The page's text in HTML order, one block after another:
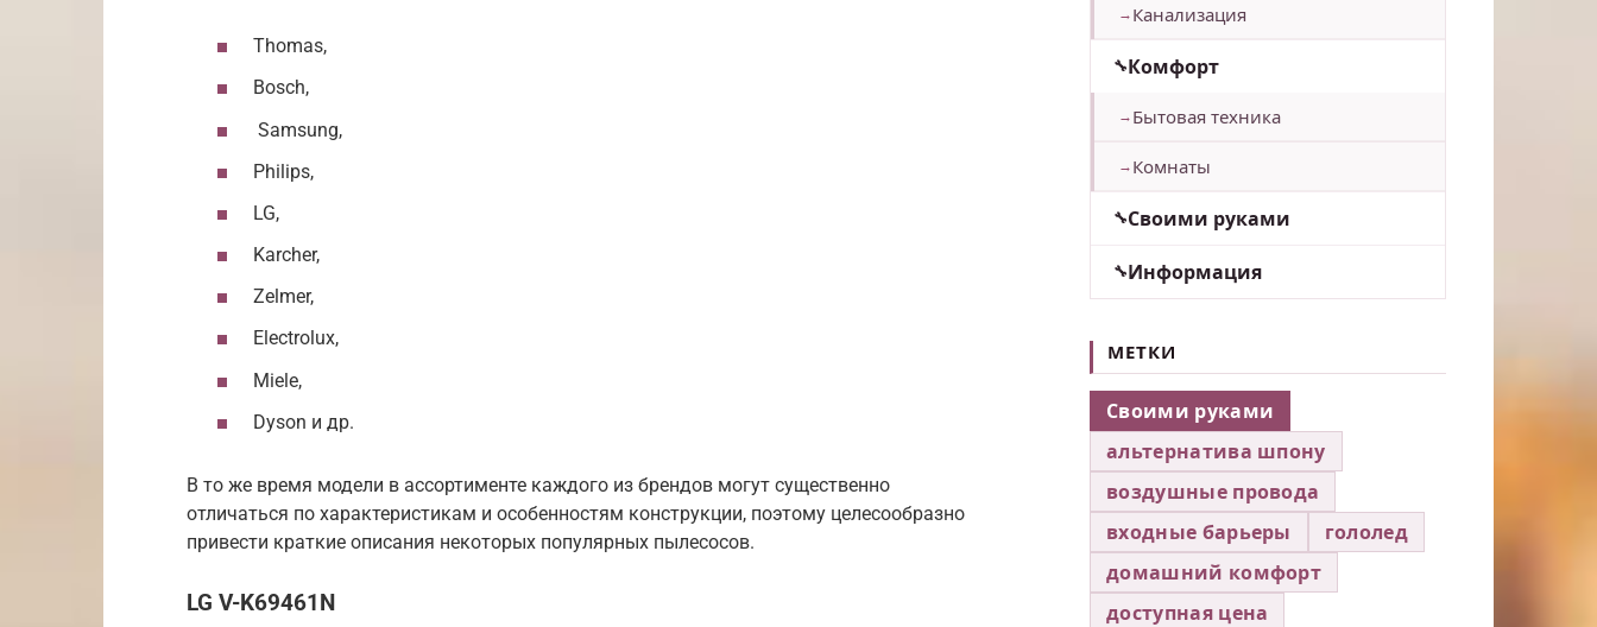
Thomas,
Bosch,
Samsung,
Philips,
LG,
Karcher,
Zelmer,
Electrolux,
Miele,
Dyson и др.
В то же время модели в ассортименте каждого из брендов могут существенно
отличаться по характеристикам и особенностям конструкции, поэтому целесообразно
привести краткие описания некоторых популярных пылесосов.
LG V-K69461N
Канализация
Комфорт
Бытовая техника
Комнаты
Своими руками
Информация
МЕТКИ
Своими руками
альтернатива шпону
воздушные провода
входные барьеры
гололед
домашний комфорт
доступная цена